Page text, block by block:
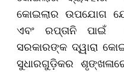
କୋଇଲାର ଉପଯୋଗ
ଏବଂ ରପ୍ତାନି ପାଇଁ
ସରକାରଙ୍କ ଦ୍ୱାରା
ସୁଧାରଗୁଡ଼ିକର